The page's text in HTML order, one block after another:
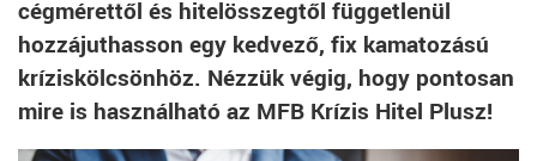
cégmérettől és hitelösszegtől függetlenül
hozzájuthasson egy kedvező, fix kamatozású
kríziskölcsönhöz. Nézzük végig, hogy pontosan
mire is használható az MFB Krízis Hitel Plusz!